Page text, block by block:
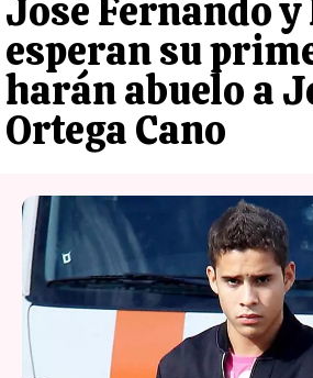
José Fernando
esperan su
harán abuelo a
Ortega Cano